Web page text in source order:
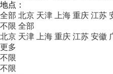
地点：
全部 北京 天津 上海 重庆 江苏
不限 全部
北京 天津 上海 重庆 江苏 安徽
更多
不限
不限